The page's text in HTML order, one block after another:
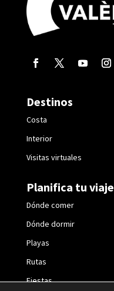
Destinos
Costa
Interior
Visitas virtuales
Planifica tu viaje
Dónde comer
Dónde dormir
Playas
Rutas
Fiestas